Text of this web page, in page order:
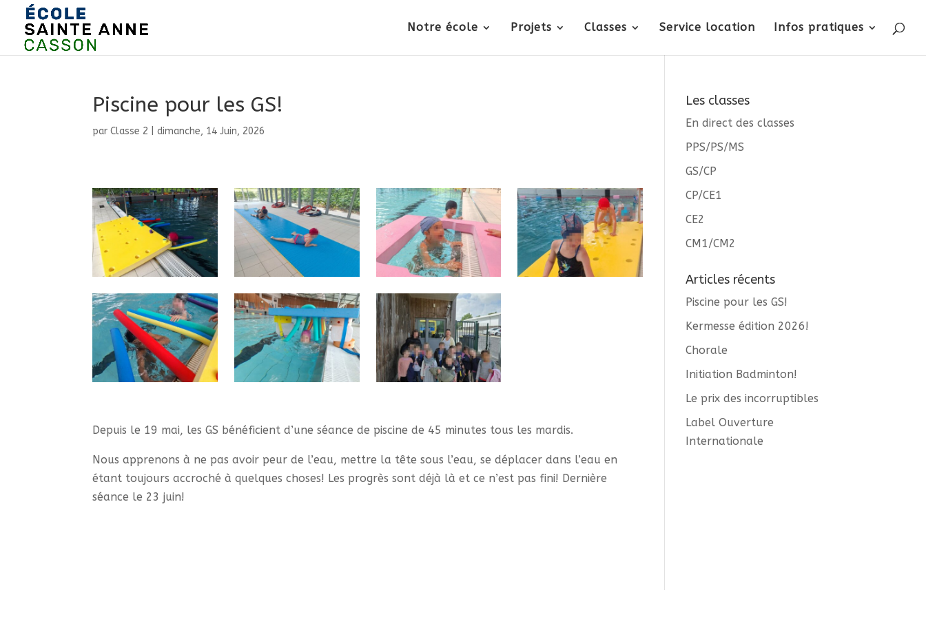
Notre école Projets Classes Service location Infos pratiques
Piscine pour les GS!
parClasse 2 |dimanche, 14 Juin, 2026
Depuis le 19 mai, les GS bénéficient d’une séance de piscine de 45 minutes tous les mardis.
Nous apprenons à ne pas avoir peur de l’eau, mettre la tête sous l’eau, se déplacer dans l’eau en
étant toujours accroché à quelques choses! Les progrès sont déjà là et ce n’est pas fini! Dernière
séance le 23 juin!
Les classes
En direct des classes
PPS/PS/MS
GS/CP
CP/CE1
CE2
CM1/CM2
Articles récents
Piscine pour les GS!
Kermesse édition 2026!
Chorale
Initiation Badminton!
Le prix des incorruptibles
Label Ouverture
Internationale